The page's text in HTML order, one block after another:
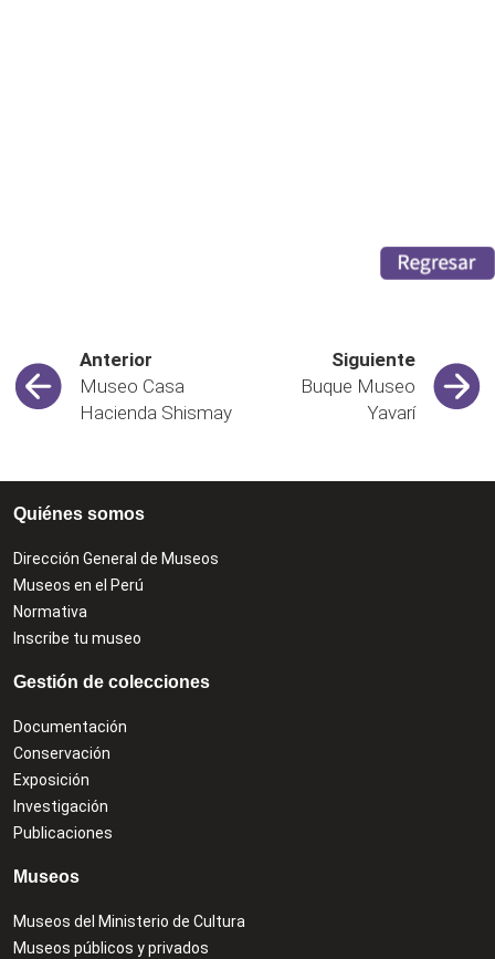
Anterior
Museo Casa
Hacienda Shismay
Siguiente
Buque Museo
Yavarí
Quiénes somos
Dirección General de Museos
Museos en el Perú
Normativa
Inscribe tu museo
Gestión de colecciones
Documentación
Conservación
Exposición
Investigación
Publicaciones
Museos
Museos del Ministerio de Cultura
Museos públicos y privados